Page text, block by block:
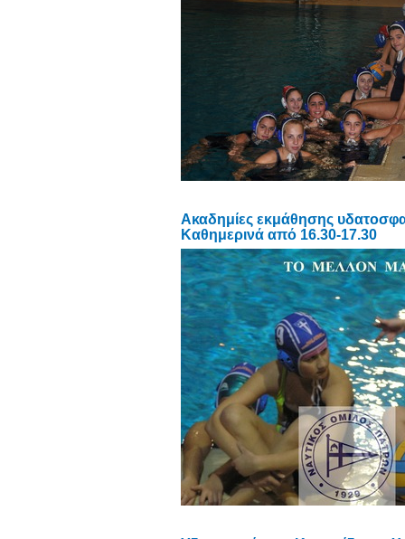
Ακαδημίες εκμάθησης
Καθημερινά από 16.30-17.30